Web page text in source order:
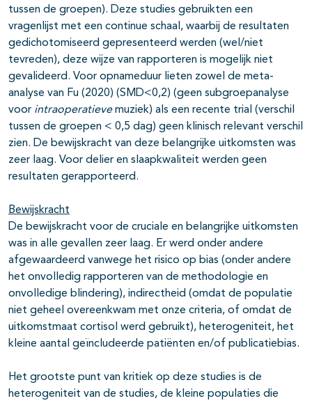
tussen de groepen). Deze studies gebruikten een
vragenlijst met een continue schaal, waarbij de resultaten
gedichotomiseerd gepresenteerd werden (wel/niet
tevreden), deze wijze van rapporteren is mogelijk niet
gevalideerd. Voor opnameduur lieten zowel de meta-
analyse van Fu (2020) (SMD<0,2) (geen subgroepanalyse
voor intraoperatievemuziek) als een recente trial (verschil
tussen de groepen < 0,5 dag) geen klinisch relevant verschil
zien. De bewijskracht van deze belangrijke uitkomsten was
zeer laag. Voor delier en slaapkwaliteit werden geen
resultaten gerapporteerd.
Bewijskracht
De bewijskracht voor de cruciale en belangrijke uitkomsten
was in alle gevallen zeer laag. Er werd onder andere
afgewaardeerd vanwege het risico op bias (onder andere
het onvolledig rapporteren van de methodologie en
onvolledige blindering), indirectheid (omdat de populatie
niet geheel overeenkwam met onze criteria, of omdat de
uitkomstmaat cortisol werd gebruikt), heterogeniteit, het
kleine aantal geïncludeerde patiënten en/of publicatiebias.
Het grootste punt van kritiek op deze studies is de
heterogeniteit van de studies, de kleine populaties die